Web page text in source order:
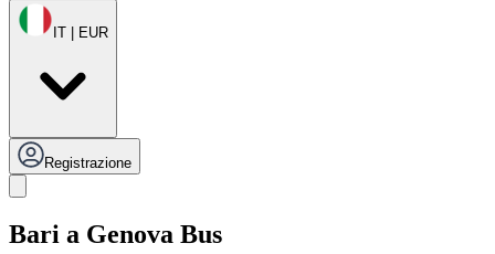
IT | EUR
Registrazione
Bari a Genova Bus